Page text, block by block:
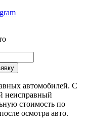
автомобилей. С
неисправный
стоимость по
осмотра авто.